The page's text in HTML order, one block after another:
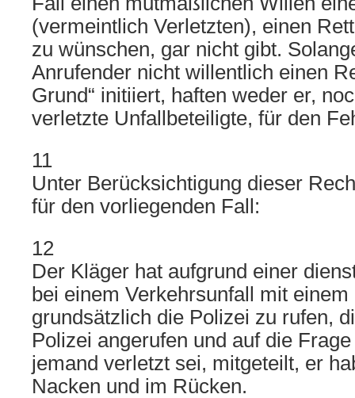
(vermeintlich Verletzten), einen
zu wünschen, gar nicht gibt.
Anrufender nicht willentlich einen
Grund“ initiiert, haften weder er,
verletzte Unfallbeteiligte, für den
11
Unter Berücksichtigung dieser
für den vorliegenden Fall:
12
Der Kläger hat aufgrund einer
bei einem Verkehrsunfall mit
grundsätzlich die Polizei zu rufen,
Polizei angerufen und auf die
jemand verletzt sei, mitgeteilt, er
Nacken und im Rücken.